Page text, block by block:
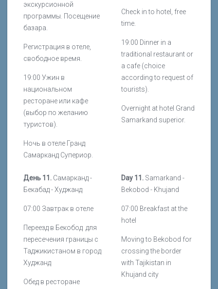
экскурсионной
программы. Посещение
базара.
Регистрация в отеле,
свободное время.
19:00 Ужин в
национальном
ресторане или кафе
(выбор по желанию
туристов).
Ночь в отеле Гранд
Самарканд Супериор.
Check in to hotel, free
time.
19:00 Dinner in a
traditional restaurant or
a cafe (choice
according to request of
tourists).
Overnight at hotel Grand
Samarkand superior.
День 11. Самарканд -
Бекабад - Худжанд
07:00 Завтрак в отеле
Переезд в Бекобод для
пересечения границы с
Таджикистаном в город
Худжанд
Обед в ресторане
Day 11. Samarkand -
Bekobod - Khujand
07:00 Breakfast at the
hotel
Moving to Bekobod for
crossing the border
with Tajikistan in
Khujand city